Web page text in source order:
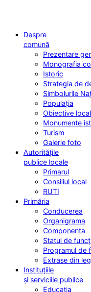
Despre
comună
Prezentare
Monografia
Istoric
Strategia de
Simbolurile
Populația
Obiective
Monumente
Turism
Galerie foto
Autoritățile
publice locale
Primarul
Consiliul local
RUTI
Primăria
Conducerea
Organigrama
Componența
Statul de
Programul de
Extrase din
Instituțiile
și serviciile publice
Educația